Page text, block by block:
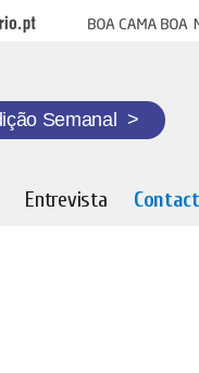
Boa cama boa
Semanal >
Entrevista